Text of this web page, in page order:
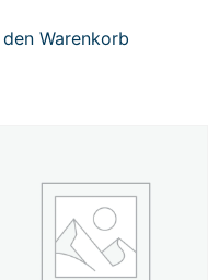
den Warenkorb